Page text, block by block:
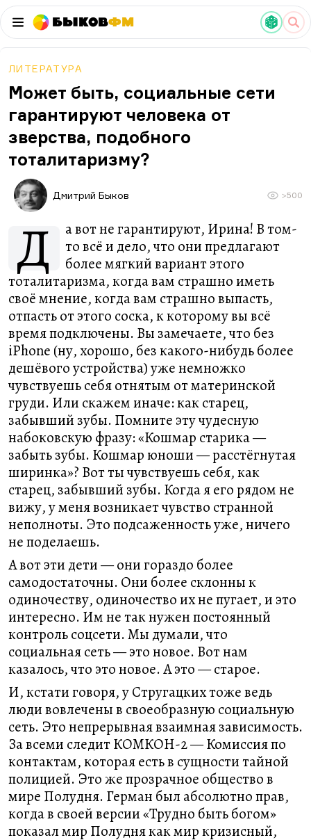
БыковФМ
ЛИТЕРАТУРА
Может быть, социальные сети
гарантируют человека от
зверства, подобного
тоталитаризму?
Дмитрий Быков >500
Д
а вот не гарантируют, Ирина! В том-
то всё и дело, что они предлагают
более мягкий вариант этого
тоталитаризма, когда вам страшно иметь
своё мнение, когда вам страшно выпасть,
отпасть от этого соска, к которому вы всё
время подключены. Вы замечаете, что без
iPhone (ну, хорошо, без какого-нибудь более
дешёвого устройства) уже немножко
чувствуешь себя отнятым от материнской
груди. Или скажем иначе: как старец,
забывший зубы. Помните эту чудесную
набоковскую фразу: «Кошмар старика —
забыть зубы. Кошмар юноши — расстёгнутая
ширинка»? Вот ты чувствуешь себя, как
старец, забывший зубы. Когда я его рядом не
вижу, у меня возникает чувство странной
неполноты. Это подсаженность уже, ничего
не поделаешь.
А вот эти дети — они гораздо более
самодостаточны. Они более склонны к
одиночеству, одиночество их не пугает, и это
интересно. Им не так нужен постоянный
контроль соцсети. Мы думали, что
социальная сеть — это новое. Вот нам
казалось, что это новое. А это — старое.
И, кстати говоря, у Стругацких тоже ведь
люди вовлечены в своеобразную социальную
сеть. Это непрерывная взаимная зависимость.
За всеми следит КОМКОН-2 — Комиссия по
контактам, которая есть в сущности тайной
полицией. Это же прозрачное общество в
мире Полудня. Герман был абсолютно прав,
когда в своей версии «Трудно быть богом»
показал мир Полудня как мир кризисный,